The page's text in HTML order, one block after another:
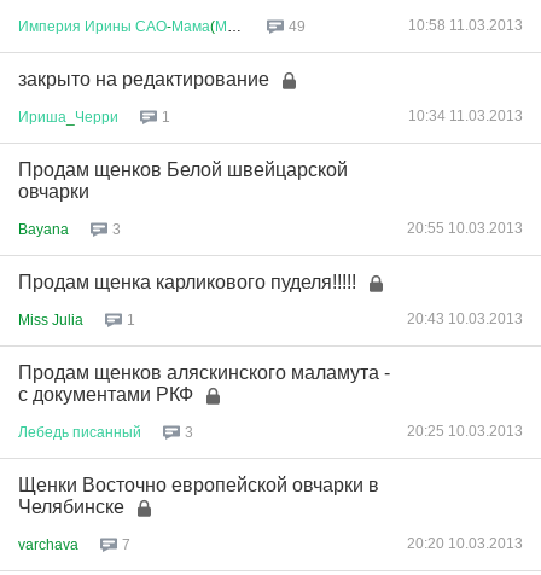
Империя Ирины САО-Мама(Мамасао ... 49 10:58 11.03.2013
закрыто на редактирование
Ириша Черри 1 10:34 11.03.2013
Продам щенков Белой швейцарской
овчарки
Bayana 3 20:55 10.03.2013
Продам щенка карликового пуделя!!!!!
Miss Julia 1 20:43 10.03.2013
Продам щенков аляскинского маламута -
с документами РКФ
Лебедь писанный 3 20:25 10.03.2013
Щенки Восточно европейской овчарки в
Челябинске
varchava 7 20:20 10.03.2013